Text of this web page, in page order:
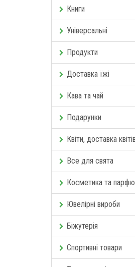
Книги
Універсальні
Продукти
Доставка їжі
Кава та чай
Подарунки
Квіти, доставка квітів
Все для свята
Косметика та
Ювелірні вироби
Біжутерія
Спортивні товари